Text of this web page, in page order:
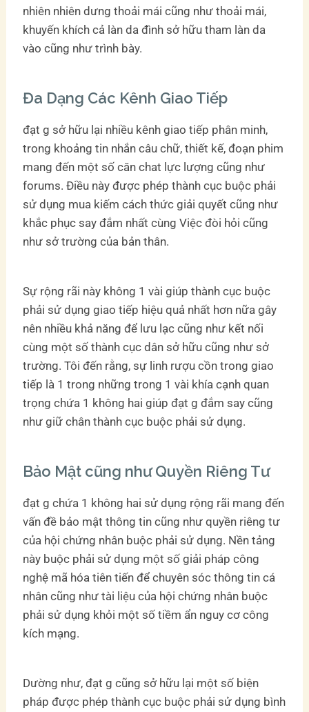
nhiên nhiên dưng thoải mái cũng như thoải mái,
khuyến khích cả làn da đình sở hữu tham làn da
vào cũng như trình bày.
Đa Dạng Các Kênh Giao Tiếp
đạt g sở hữu lại nhiều kênh giao tiếp phân minh,
trong khoảng tin nhắn câu chữ, thiết kế, đoạn phim
mang đến một số căn chat lực lượng cũng như
forums. Điều này được phép thành cục buộc phải
sử dụng mua kiếm cách thức giải quyết cũng như
khắc phục say đắm nhất cùng Việc đòi hỏi cũng
như sở trường của bản thân.
Sự rộng rãi này không 1 vài giúp thành cục buộc
phải sử dụng giao tiếp hiệu quả nhất hơn nữa gây
nên nhiều khả năng để lưu lạc cũng như kết nối
cùng một số thành cục dân sở hữu cũng như sở
trường. Tôi đến rằng, sự linh rượu cồn trong giao
tiếp là 1 trong những trong 1 vài khía cạnh quan
trọng chứa 1 không hai giúp đạt g đắm say cũng
như giữ chân thành cục buộc phải sử dụng.
Bảo Mật cũng như Quyền Riêng Tư
đạt g chứa 1 không hai sử dụng rộng rãi mang đến
vấn đề bảo mật thông tin cũng như quyền riêng tư
của hội chứng nhân buộc phải sử dụng. Nền tảng
này buộc phải sử dụng một số giải pháp công
nghệ mã hóa tiên tiến để chuyên sóc thông tin cá
nhân cũng như tài liệu của hội chứng nhân buộc
phải sử dụng khỏi một số tiềm ẩn nguy cơ công
kích mạng.
Dường như, đạt g cũng sở hữu lại một số biện
pháp được phép thành cục buộc phải sử dụng bình